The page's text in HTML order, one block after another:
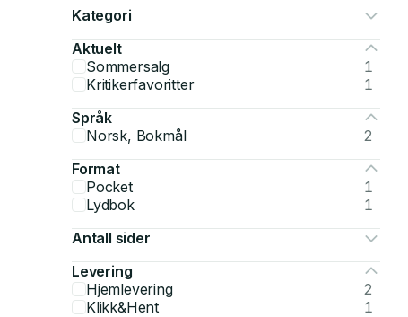
Kategori
Aktuelt
Sommersalg
1
Kritikerfavoritter
1
Språk
Norsk, Bokmål
2
Format
Pocket
1
Lydbok
1
Antall sider
Levering
Hjemlevering
2
Klikk&Hent
1